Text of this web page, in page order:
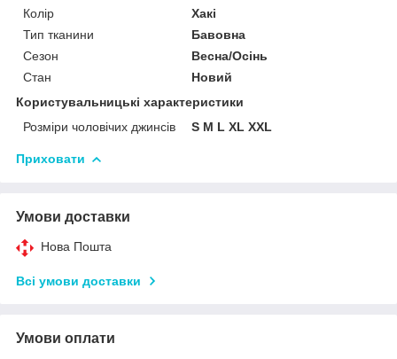
Колір
Хакі
Тип тканини
Бавовна
Сезон
Весна/Осінь
Стан
Новий
Користувальницькі характеристики
Розміри чоловічих джинсів
S M L XL XXL
Приховати
Умови доставки
Нова Пошта
Всі умови доставки
Умови оплати